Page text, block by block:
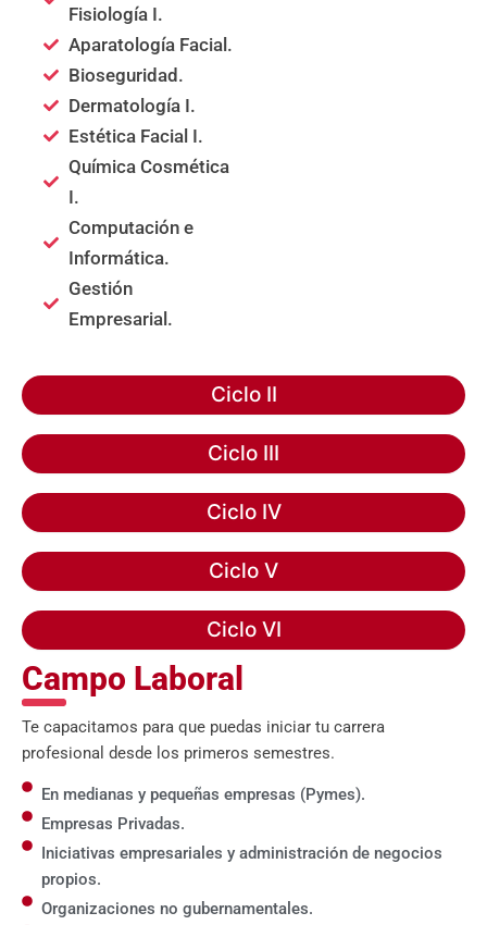
Ciclo II
Ciclo III
Ciclo IV
Ciclo V
Ciclo VI
Fisiología I.
Aparatología Facial.
Bioseguridad.
Dermatología I.
Estética Facial I.
Química Cosmética
I.
Computación e
Informática.
Gestión
Empresarial.
Campo Laboral
Te capacitamos para que puedas iniciar tu carrera
profesional desde los primeros semestres.
En medianas y pequeñas empresas (Pymes).
Empresas Privadas.
Iniciativas empresariales y administración de negocios
propios.
Organizaciones no gubernamentales.